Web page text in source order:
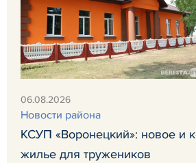
06.08.2026
Новости района
КСУП «Воронецкий»: новое и
жилье для тружеников